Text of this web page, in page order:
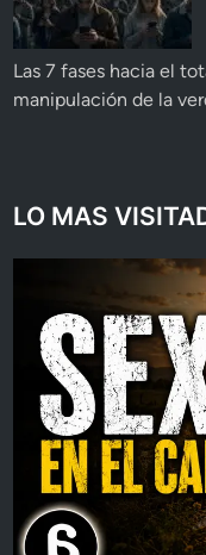
Las 7 fases hacia el
manipulación de la
LO MAS